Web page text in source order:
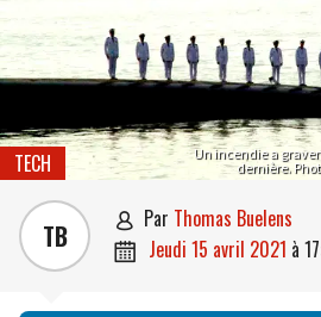
Un incendie a
dernière.
TECH
TB  par Thomas Buelens
 jeudi 15 avril 2021 à